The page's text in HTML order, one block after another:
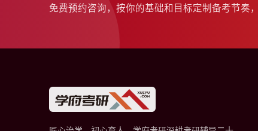
免费预约咨询，按你的基础和目标定制备考节奏